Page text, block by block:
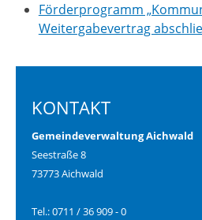
Förderprogramm
Weitergabevertrag
KONTAKT
Gemeindeverwaltung Aichwald
Seestraße 8
73773 Aichwald
Tel.: 0711 / 36 909 - 0